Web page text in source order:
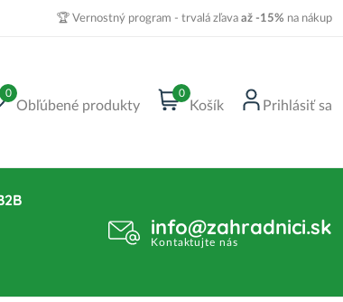
🏆 Vernostný program - trvalá zľava až -15% na nákup
0
Obľúbené produkty
0
Košík Prihlásiť sa
info@zahradnici.sk
Kontaktujte nás